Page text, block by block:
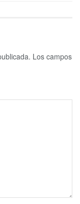
Los campos